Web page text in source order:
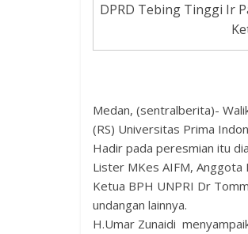
DPRD Tebing Tinggi Ir
Medan, (sentralberita)-
(RS) Universitas Prima
Hadir pada peresmian itu
Lister MKes AIFM, Anggota
Ketua BPH UNPRI Dr
undangan lainnya.
H.Umar Zunaidi